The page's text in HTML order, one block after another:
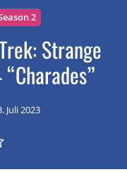
2
Strange
Juli 2023